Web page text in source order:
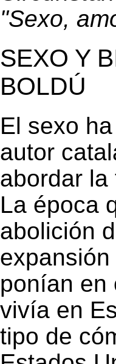
"Sexo,
SEXO Y
BOLDÚ
El sexo
autor
abordar
La época
abolición
ponían en
vivía en
tipo de